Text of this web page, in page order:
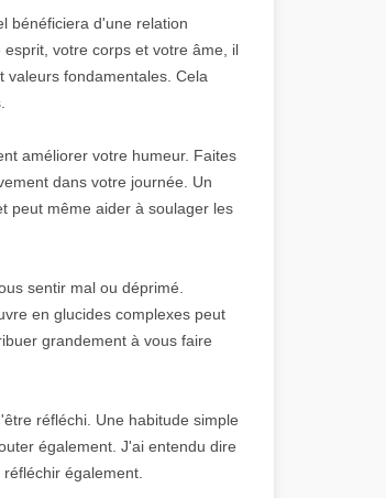
bénéficiera d'une relation
votre corps et votre âme, il
valeurs fondamentales. Cela
améliorer votre humeur. Faites
dans votre journée. Un
peut même aider à soulager les
sentir mal ou déprimé.
en glucides complexes peut
grandement à vous faire
réfléchi. Une habitude simple
également. J'ai entendu dire
également.